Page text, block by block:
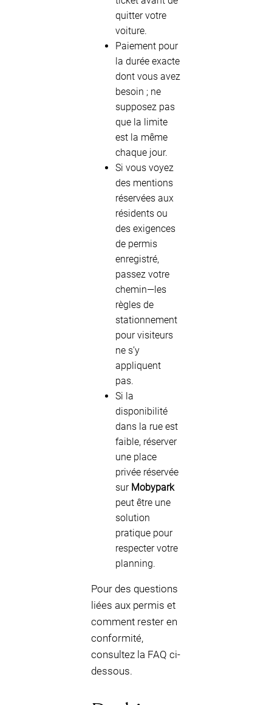
quitter votre
voiture.
Paiement pour
la durée exacte
dont vous avez
besoin ; ne
supposez pas
que la limite
est la même
chaque jour.
Si vous voyez
des mentions
réservées aux
résidents ou
des exigences
de permis
enregistré,
passez votre
chemin—les
règles de
stationnement
pour visiteurs
ne s’y
appliquent
pas.
Si la
disponibilité
dans la rue est
faible, réserver
une place
privée réservée
sur Mobypark
peut être une
solution
pratique pour
respecter votre
planning.
Pour des questions
liées aux permis et
comment rester en
conformité,
consultez la FAQ ci-
dessous.